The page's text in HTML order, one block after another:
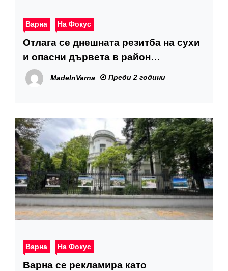
Варна На Фокус
Отлага се днешната резитба на сухи
и опасни дървета в район
„Приморски“
MadeInVarna Преди 2 години
Варна На Фокус
Варна се рекламира като